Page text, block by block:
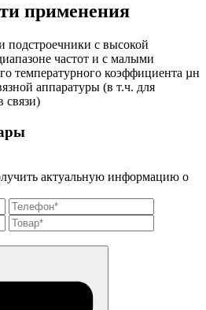
применения
подстроечники с высокой
частот и с малыми
температурного коэффициента µн
аппаратуры (в т.ч. для
связи)
актуальную информацию о